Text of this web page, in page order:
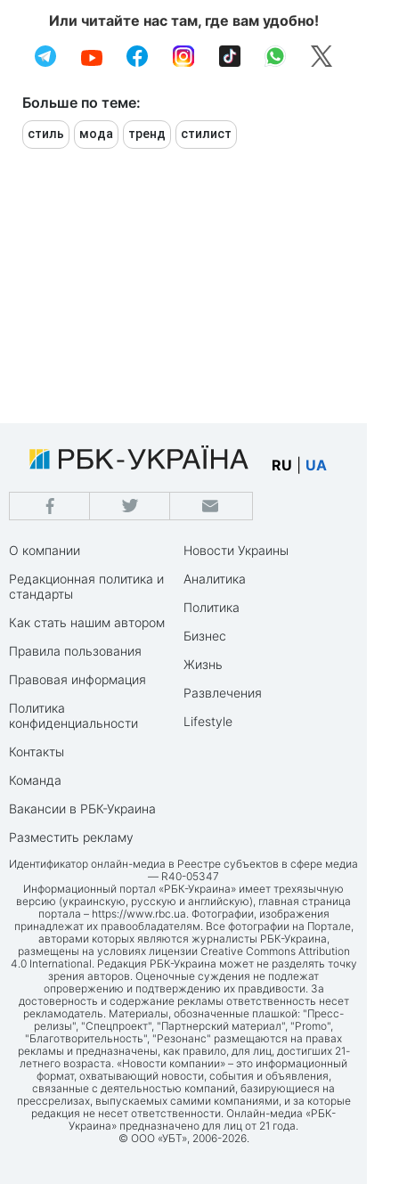
Или читайте нас там, где вам удобно!
Больше по теме:
стиль мода тренд стилист
RU UA
О компании
Редакционная политика и
стандарты
Как стать нашим автором
Правила пользования
Правовая информация
Политика
конфиденциальности
Контакты
Команда
Вакансии в РБК-Украина
Разместить рекламу
Новости Украины
Аналитика
Политика
Бизнес
Жизнь
Развлечения
Lifestyle
Идентификатор онлайн-медиа в Реестре субъектов в сфере медиа
— R40-05347
Информационный портал «РБК-Украина» имеет трехязычную
версию (украинскую, русскую и английскую), главная страница
портала – https://www.rbc.ua. Фотографии, изображения
принадлежат их правообладателям. Все фотографии на Портале,
авторами которых являются журналисты РБК-Украина,
размещены на условиях лицензии Creative Commons Attribution
4.0 International. Редакция РБК-Украина может не разделять точку
зрения авторов. Оценочные суждения не подлежат
опровержению и подтверждению их правдивости. За
достоверность и содержание рекламы ответственность несет
рекламодатель. Материалы, обозначенные плашкой: "Пресс-
релизы", "Спецпроект", "Партнерский материал", "Promo",
"Благотворительность", "Резонанс" размещаются на правах
рекламы и предназначены, как правило, для лиц, достигших 21-
летнего возраста. «Новости компании» – это информационный
формат, охватывающий новости, события и объявления,
связанные с деятельностью компаний, базирующиеся на
прессрелизах, выпускаемых самими компаниями, и за которые
редакция не несет ответственности. Онлайн-медиа «РБК-
Украина» предназначено для лиц от 21 года.
© ООО «УБТ», 2006-2026.